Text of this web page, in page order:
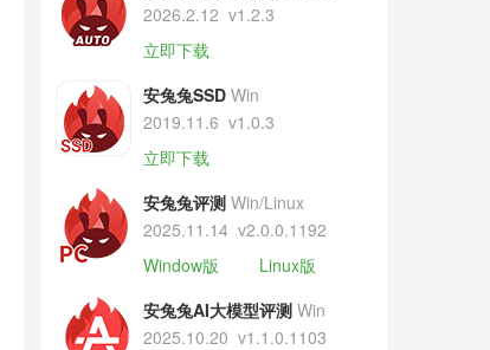
2026.2.12 v1.2.3
立即下载
安兔兔SSD Win
2019.11.6 v1.0.3
立即下载
安兔兔评测 Win/Linux
2025.11.14 v2.0.0.1192
Window版
Linux版
安兔兔AI大模型评测 Win
2025.10.20 v1.1.0.1103